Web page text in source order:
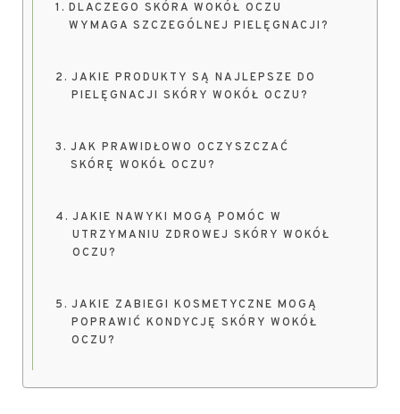
DLACZEGO SKÓRA WOKÓŁ OCZU
WYMAGA SZCZEGÓLNEJ PIELĘGNACJI?
JAKIE PRODUKTY SĄ NAJLEPSZE DO
PIELĘGNACJI SKÓRY WOKÓŁ OCZU?
JAK PRAWIDŁOWO OCZYSZCZAĆ
SKÓRĘ WOKÓŁ OCZU?
JAKIE NAWYKI MOGĄ POMÓC W
UTRZYMANIU ZDROWEJ SKÓRY WOKÓŁ
OCZU?
JAKIE ZABIEGI KOSMETYCZNE MOGĄ
POPRAWIĆ KONDYCJĘ SKÓRY WOKÓŁ
OCZU?